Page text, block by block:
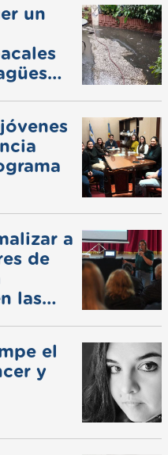
un
a
de
las
el
y